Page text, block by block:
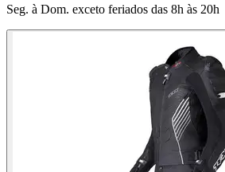
Seg. à Dom. exceto feriados das 8h às 20h